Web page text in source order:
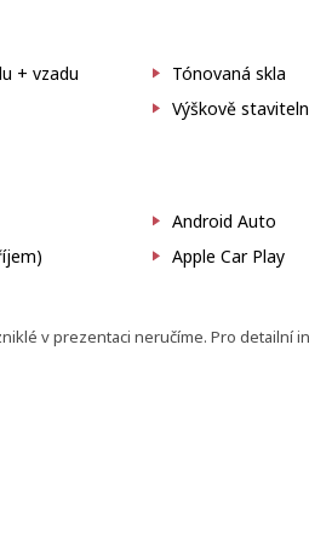
+ vzadu
Tónovaná skla
Výškově
Android Auto
Apple Car Play
v prezentaci neručíme. Pro